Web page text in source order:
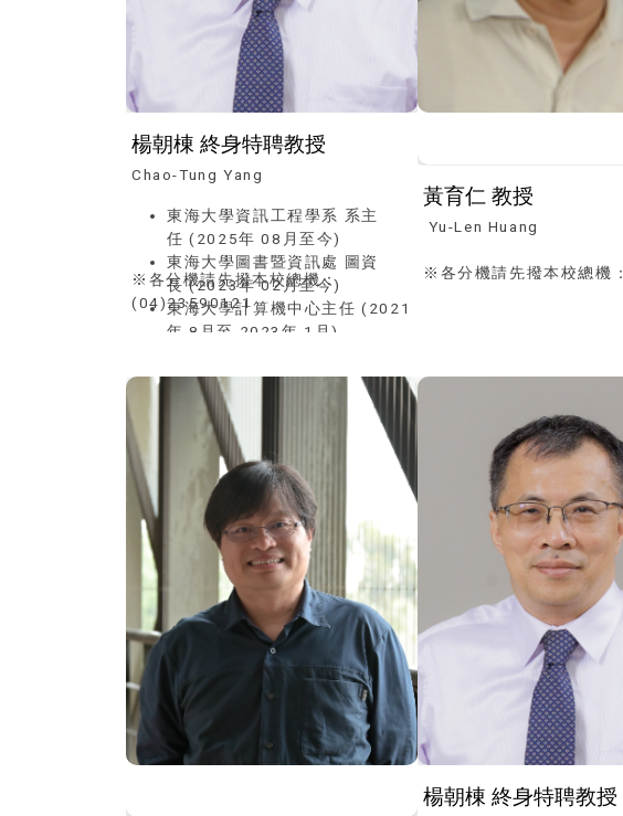
楊朝棟 終身特聘教授
Chao-Tung Yang
東海大學資訊工程學系 系主
任 (2025年 08月至今)
東海大學圖書暨資訊處 圖資
長 (2023年 02月至今)
東海大學計算機中心主任 (2021
年 8月至 2023年 1月)
月至 2023年 1月)
東海大學資訊工程學系終身特聘
教授 (2019年 12月至今)
國家實驗研究院國家高速網路與
計算中心兼任研究員
※各分機請先撥本校總機：
(04)23590121
黃育仁 教授
Yu-Len Huang
※各分機請先撥本校總機：
楊朝棟 終身特聘教授